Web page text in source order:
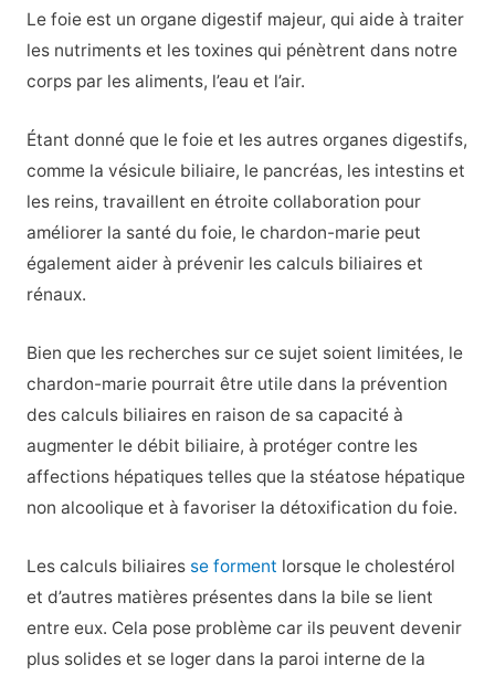
Le foie est un organe digestif majeur, qui aide à traiter
les nutriments et les toxines qui pénètrent dans notre
corps par les aliments, l’eau et l’air.
Étant donné que le foie et les autres organes digestifs,
comme la vésicule biliaire, le pancréas, les intestins et
les reins, travaillent en étroite collaboration pour
améliorer la santé du foie, le chardon-marie peut
également aider à prévenir les calculs biliaires et
rénaux.
Bien que les recherches sur ce sujet soient limitées, le
chardon-marie pourrait être utile dans la prévention
des calculs biliaires en raison de sa capacité à
augmenter le débit biliaire, à protéger contre les
affections hépatiques telles que la stéatose hépatique
non alcoolique et à favoriser la détoxification du foie.
Les calculs biliaires se forment lorsque le cholestérol
et d’autres matières présentes dans la bile se lient
entre eux. Cela pose problème car ils peuvent devenir
plus solides et se loger dans la paroi interne de la